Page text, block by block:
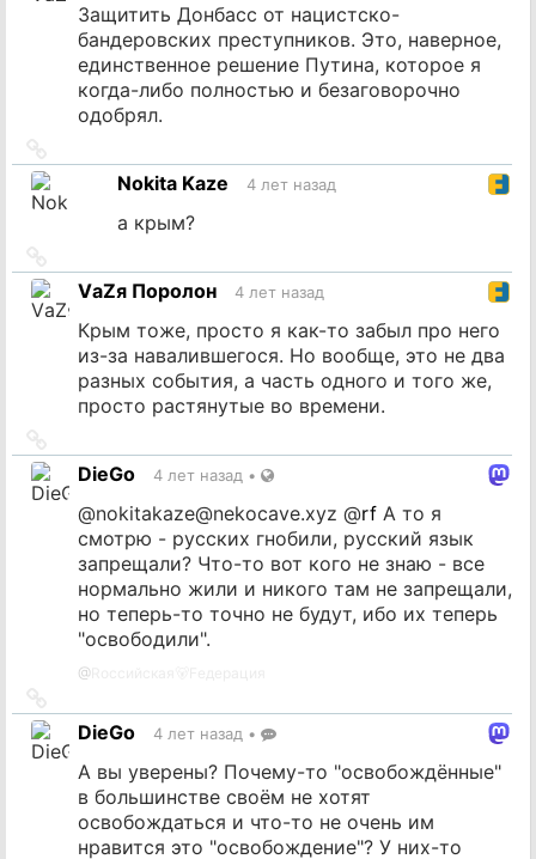
Защитить Донбасс от нацистско-
бандеровских преступников. Это, наверное,
единственное решение Путина, которое я
когда-либо полностью и безаговорочно
одобрял.
на
источникNokita Kaze 4 лет назад
а крым?
на
источник
VаZя Поролон 4 лет назад
Крым тоже, просто я как-то забыл про него
из-за навалившегося. Но вообще, это не два
разных события, а часть одного и того же,
просто растянутые во времени.
на
источник
DieGo 4 лет назад •
@nokitakaze@nekocave.xyz @rf А то я
смотрю - русских гнобили, русский язык
запрещали? Что-то вот кого не знаю - все
нормально жили и никого там не запрещали,
но теперь-то точно не будут, ибо их теперь
"освободили".
@
на
источник
DieGo 4 лет назад •
А вы уверены? Почему-то "освобождённые"
в большинстве своём не хотят
освобождаться и что-то не очень им
нравится это "освобождение"? У них-то